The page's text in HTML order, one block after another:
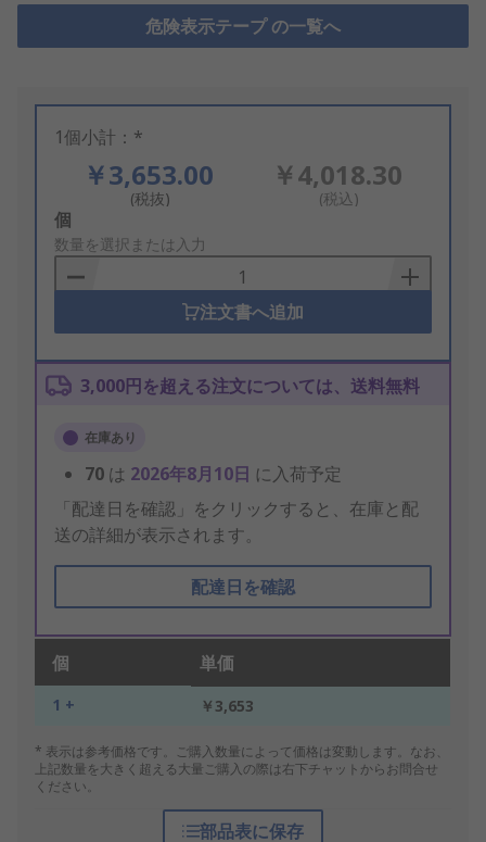
危険表示テープ の一覧へ
1個小計：*
￥3,653.00
(税抜)
￥4,018.30
(税込)
Add
to
Basket
個
数量を選択または入力
注文書へ追加
3,000円を超える注文については、送料無料
在庫あり
70 は 2026年8月10日 に入荷予定
「配達日を確認」をクリックすると、在庫と配
送の詳細が表示されます。
配達日を確認
個 単価
1 + ￥3,653
* 表示は参考価格です。ご購入数量によって価格は変動します。なお、
上記数量を大きく超える大量ご購入の際は右下チャットからお問合せ
ください。
部品表に保存